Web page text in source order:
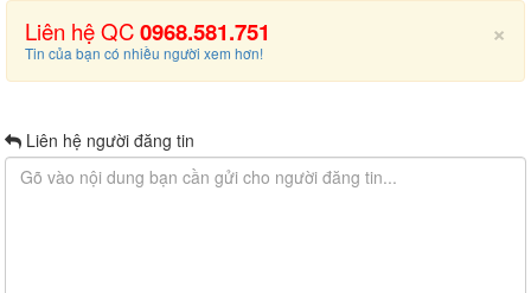
×
Liên hệ QC0968.581.751
Tin của bạn có nhiều người xem hơn!
Liên hệ người đăng tin